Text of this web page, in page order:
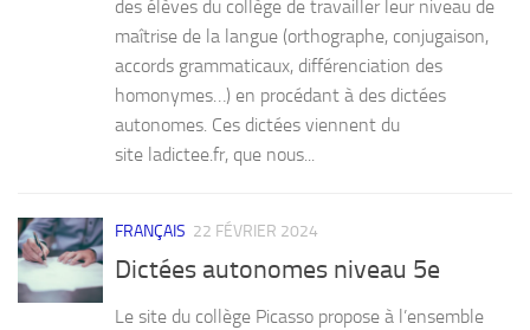
des élèves du collège de travailler leur niveau de
maîtrise de la langue (orthographe, conjugaison,
accords grammaticaux, différenciation des
homonymes…) en procédant à des dictées
autonomes. Ces dictées viennent du
site ladictee.fr, que nous...
FRANÇAIS 22 FÉVRIER 2024
Dictées autonomes niveau 5e
Le site du collège Picasso propose à l’ensemble